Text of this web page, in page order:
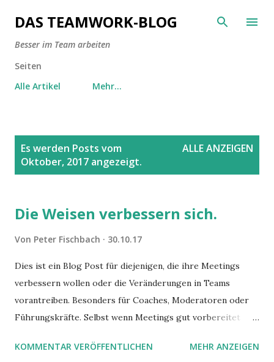
Direkt zum Hauptbereich
DAS TEAMWORK-BLOG
Besser im Team arbeiten
Seiten
Alle Artikel
Mehr…
Es werden Posts vom
Oktober, 2017 angezeigt.
ALLE ANZEIGEN
Die Weisen verbessern sich.
Von Peter Fischbach 30.10.17
Dies ist ein Blog Post für diejenigen, die ihre Meetings
verbessern wollen oder die Veränderungen in Teams
vorantreiben. Besonders für Coaches, Moderatoren oder
Führungskräfte. Selbst wenn Meetings gut vorbereitet
die einzelnen Themen, das Team macht "timeboxing", kann
KOMMENTAR VERÖFFENTLICHEN MEHR ANZEIGEN